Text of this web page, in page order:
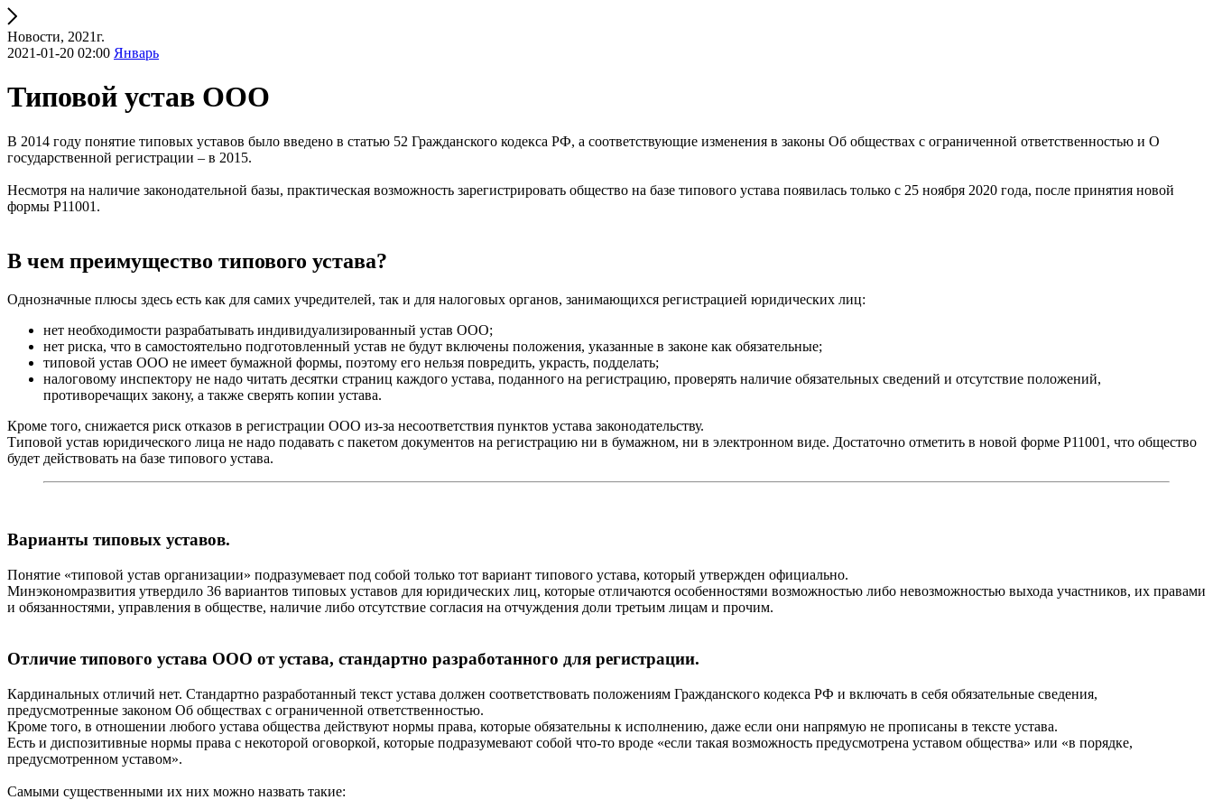
Новости, 2021г.
2021-01-20 02:00 Январь
Типовой устав ООО
В 2014 году понятие типовых уставов было введено в статью 52 Гражданского кодекса РФ, а соответствующие изменения в законы Об обществах с ограниченной ответственностью и О
государственной регистрации – в 2015.
Несмотря на наличие законодательной базы, практическая возможность зарегистрировать общество на базе типового устава появилась только с 25 ноября 2020 года, после принятия новой
формы Р11001.
В чем преимущество типового устава?
Однозначные плюсы здесь есть как для самих учредителей, так и для налоговых органов, занимающихся регистрацией юридических лиц:
нет необходимости разрабатывать индивидуализированный устав ООО;
нет риска, что в самостоятельно подготовленный устав не будут включены положения, указанные в законе как обязательные;
типовой устав ООО не имеет бумажной формы, поэтому его нельзя повредить, украсть, подделать;
налоговому инспектору не надо читать десятки страниц каждого устава, поданного на регистрацию, проверять наличие обязательных сведений и отсутствие положений,
противоречащих закону, а также сверять копии устава.
Кроме того, снижается риск отказов в регистрации ООО из-за несоответствия пунктов устава законодательству.
Типовой устав юридического лица не надо подавать с пакетом документов на регистрацию ни в бумажном, ни в электронном виде. Достаточно отметить в новой форме Р11001, что общество
будет действовать на базе типового устава.
Варианты типовых уставов.
Понятие «типовой устав организации» подразумевает под собой только тот вариант типового устава, который утвержден официально.
Минэкономразвития утвердило 36 вариантов типовых уставов для юридических лиц, которые отличаются особенностями возможностью либо невозможностью выхода участников, их правами
и обязанностями, управления в обществе, наличие либо отсутствие согласия на отчуждения доли третьим лицам и прочим.
Отличие типового устава ООО от устава, стандартно разработанного для регистрации.
Кардинальных отличий нет. Стандартно разработанный текст устава должен соответствовать положениям Гражданского кодекса РФ и включать в себя обязательные сведения,
предусмотренные законом Об обществах с ограниченной ответственностью.
Кроме того, в отношении любого устава общества действуют нормы права, которые обязательны к исполнению, даже если они напрямую не прописаны в тексте устава.
Есть и диспозитивные нормы права с некоторой оговоркой, которые подразумевают собой что-то вроде «если такая возможность предусмотрена уставом общества» или «в порядке,
предусмотренном уставом».
Самыми существенными их них можно назвать такие: